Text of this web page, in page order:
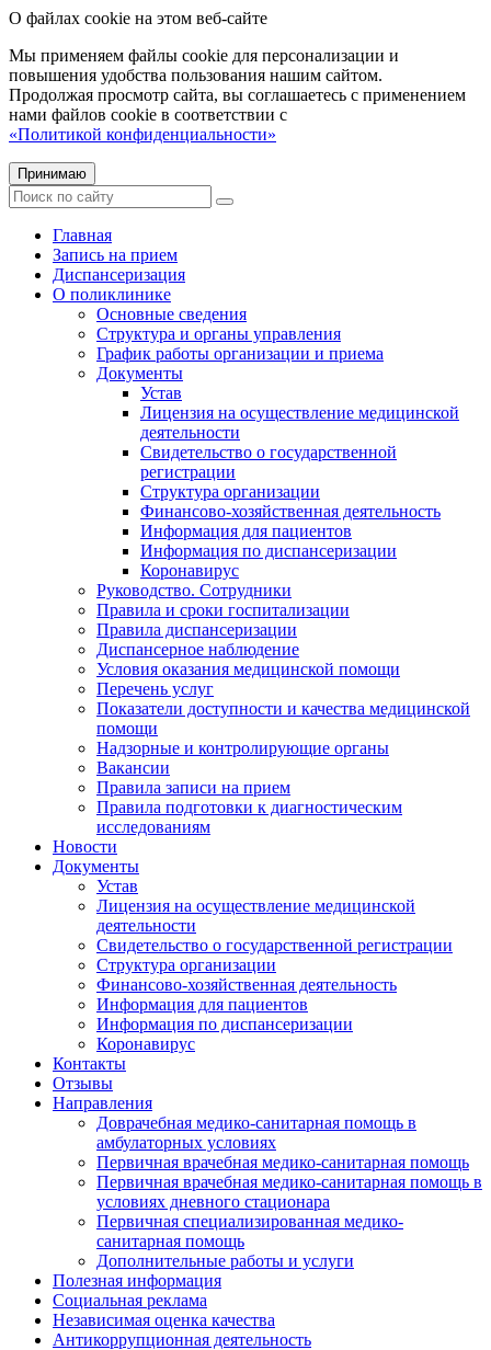
О файлах cookie на этом веб-сайте
Мы применяем файлы cookie для персонализации и
повышения удобства пользования нашим сайтом.
Продолжая просмотр сайта, вы соглашаетесь с применением
нами файлов cookie в соответствии с
«Политикой конфиденциальности»
Принимаю
Главная
Запись на прием
Диспансеризация
О поликлинике
Основные сведения
Структура и органы управления
График работы организации и приема
Документы
Устав
Лицензия на осуществление медицинской
деятельности
Свидетельство о государственной
регистрации
Структура организации
Финансово-хозяйственная деятельность
Информация для пациентов
Информация по диспансеризации
Коронавирус
Руководство. Сотрудники
Правила и сроки госпитализации
Правила диспансеризации
Диспансерное наблюдение
Условия оказания медицинской помощи
Перечень услуг
Показатели доступности и качества медицинской
помощи
Надзорные и контролирующие органы
Вакансии
Правила записи на прием
Правила подготовки к диагностическим
исследованиям
Новости
Документы
Устав
Лицензия на осуществление медицинской
деятельности
Свидетельство о государственной регистрации
Структура организации
Финансово-хозяйственная деятельность
Информация для пациентов
Информация по диспансеризации
Коронавирус
Контакты
Отзывы
Направления
Доврачебная медико-санитарная помощь в
амбулаторных условиях
Первичная врачебная медико-санитарная помощь
Первичная врачебная медико-санитарная помощь в
условиях дневного стационара
Первичная специализированная медико-
санитарная помощь
Дополнительные работы и услуги
Полезная информация
Социальная реклама
Независимая оценка качества
Антикоррупционная деятельность